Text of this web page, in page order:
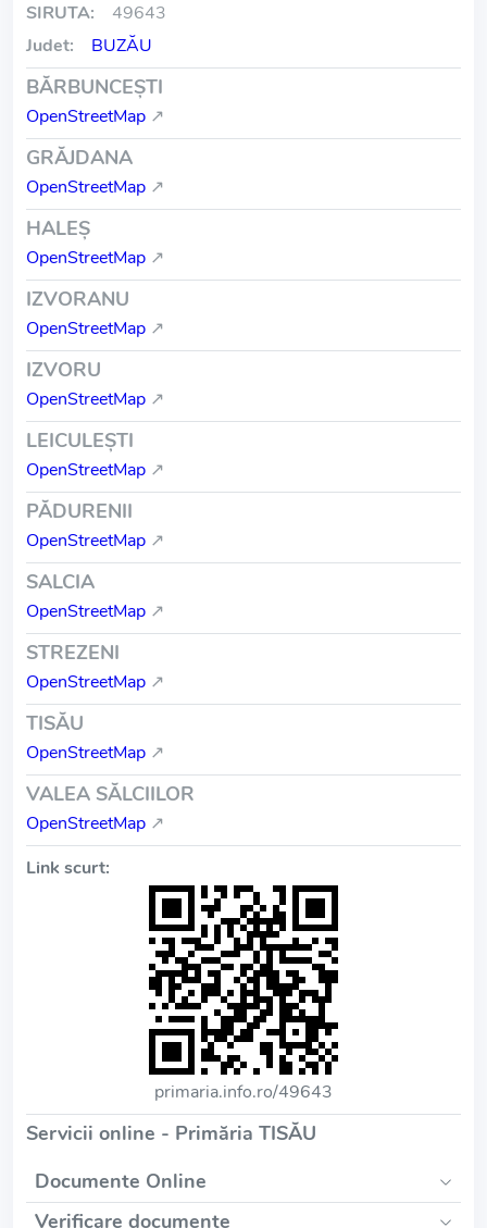
SIRUTA:
49643
Judet:
BUZĂU
BĂRBUNCEŞTI
OpenStreetMap ↗
GRĂJDANA
OpenStreetMap ↗
HALEŞ
OpenStreetMap ↗
IZVORANU
OpenStreetMap ↗
IZVORU
OpenStreetMap ↗
LEICULEŞTI
OpenStreetMap ↗
PĂDURENII
OpenStreetMap ↗
SALCIA
OpenStreetMap ↗
STREZENI
OpenStreetMap ↗
TISĂU
OpenStreetMap ↗
VALEA SĂLCIILOR
OpenStreetMap ↗
Link scurt:
primaria.info.ro/49643
Servicii online - Primăria TISĂU
Documente Online
Verificare documente